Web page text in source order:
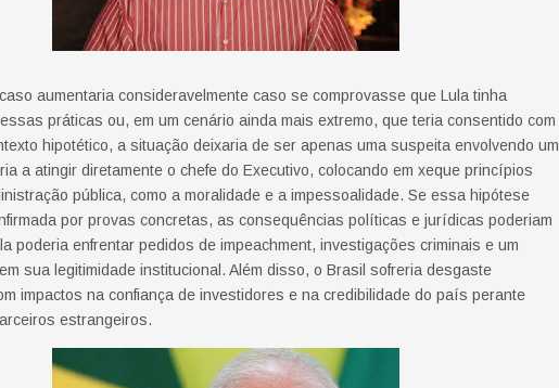
aumentaria consideravelmente caso se comprovasse que Lula tinha
práticas ou, em um cenário ainda mais extremo, que teria consentido com
hipotético, a situação deixaria de ser apenas uma suspeita envolvendo um
a atingir diretamente o chefe do Executivo, colocando em xeque princípios
pública, como a moralidade e a impessoalidade. Se essa hipótese
por provas concretas, as consequências políticas e jurídicas poderiam
poderia enfrentar pedidos de impeachment, investigações criminais e um
sua legitimidade institucional. Além disso, o Brasil sofreria desgaste
impactos na confiança de investidores e na credibilidade do país perante
estrangeiros.